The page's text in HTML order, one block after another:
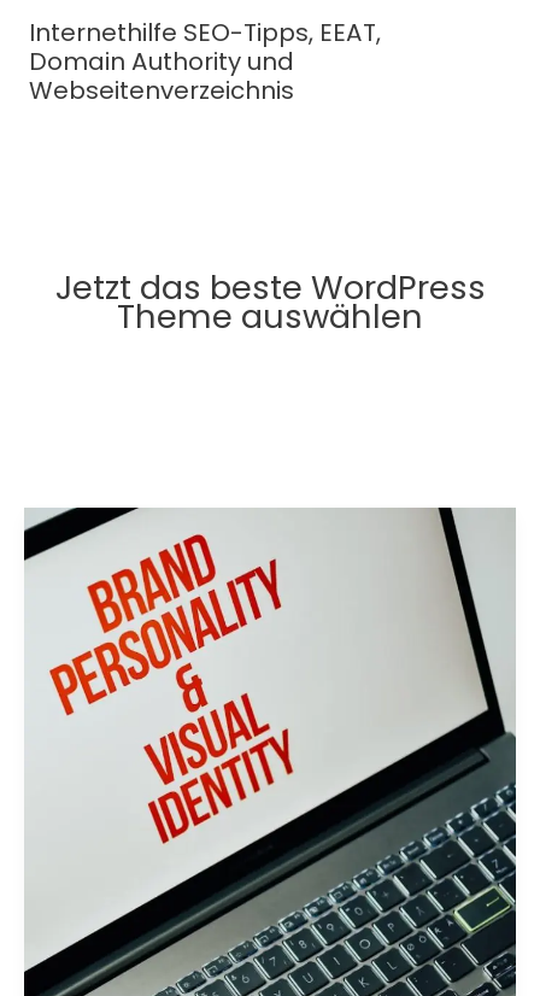
Inhalt
springen
Internethilfe SEO-Tipps, EEAT,
Domain Authority und
Webseitenverzeichnis
Jetzt das beste WordPress
Theme auswählen